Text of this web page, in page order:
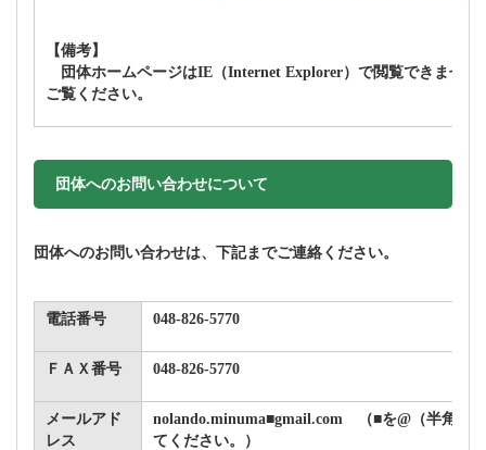
【備考】
団体ホームページはIE（Internet Explorer）で閲覧できません
ご覧ください。
団体へのお問い合わせについて
団体へのお問い合わせは、下記までご連絡ください。
電話番号 048-826-5770
ＦＡＸ番号 048-826-5770
メールアド
レス
nolando.minuma■gmail.com （■を@（半角ア
てください。）